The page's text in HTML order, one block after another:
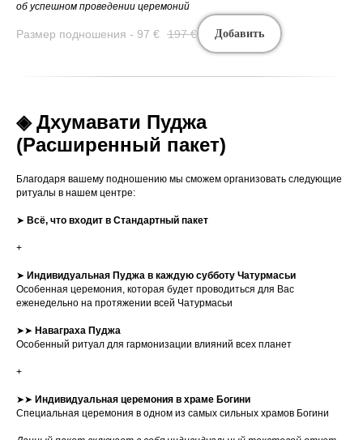
об успешном проведении церемоний
Размер подношения - 97 € 197 € Добавить
◈ Дхумавати Пуджа
(Расширенный пакет)
Благодаря вашему подношению мы сможем организовать следующие
ритуалы в нашем центре:
➤ Всё, что входит в Стандартный пакет
+
➤ Индивидуальная Пуджа в каждую субботу Чатурмасьи
Особенная церемония, которая будет проводиться для Вас
еженедельно на протяжении всей Чатурмасьи
➤➤ Наваграха Пуджа
Особенный ритуал для гармонизации влияний всех планет
+
➤➤ Индивидуальная церемония в храме Богини
Специальная церемония в одном из самых сильных храмов Богини